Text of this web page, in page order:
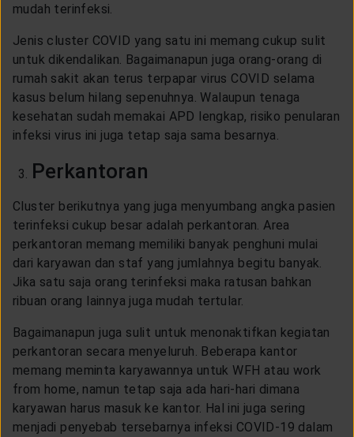
mudah terinfeksi.
Jenis cluster COVID yang satu ini memang cukup sulit
untuk dikendalikan. Bagaimanapun juga orang-orang di
rumah sakit akan terus terpapar virus COVID selama
kasus belum hilang sepenuhnya. Walaupun tenaga
kesehatan sudah memakai APD lengkap, risiko penularan
infeksi virus ini juga tetap saja sama besarnya.
Perkantoran
Cluster berikutnya yang juga menyumbang angka pasien
terinfeksi cukup besar adalah perkantoran. Area
perkantoran memang memiliki banyak penghuni mulai
dari karyawan dan staf yang jumlahnya begitu banyak.
Jika satu saja orang terinfeksi maka ratusan bahkan
ribuan orang lainnya juga mudah tertular.
Bagaimanapun juga sulit untuk menonaktifkan kegiatan
perkantoran secara menyeluruh. Beberapa kantor
memang meminta karyawannya untuk WFH atau work
from home, namun tetap saja ada hari-hari dimana
karyawan harus masuk ke kantor. Hal ini juga sering
menjadi penyebab tersebarnya infeksi COVID-19 dalam